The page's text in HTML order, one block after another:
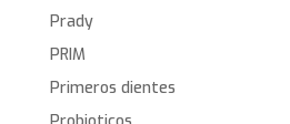
Prady
PRIM
Primeros dientes